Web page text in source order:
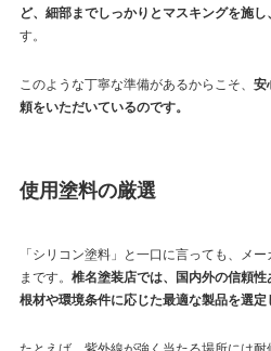
ど、細部までしっかりとマスキングを施
す。
このような丁寧な準備があるからこそ、 安
頼をいただいているのです。
使用塗料の厳選
「シリコン塗料」と一口に言っても、メ
まです。 椎名塗装店では、国内外の信頼
根材や環境条件に応じた最適な製品を選定